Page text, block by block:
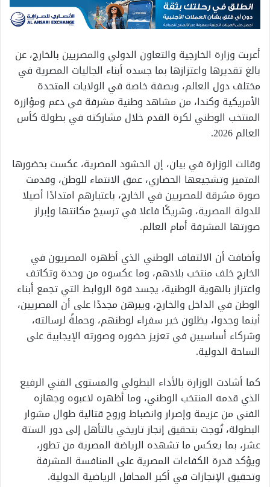
أعربت وزارة الخارجية والتعاون الدولي والمصريين بالخارج، عن
بالغ تقديرها واعتزازها بما جسده أبناء الجاليات المصرية في
مختلف دول العالم، وبصفة خاصة في الولايات المتحدة
الأمريكية وكندا، من مشاهد وطنية مشرفة في دعم ومؤازرة
المنتخب الوطني لكرة القدم خلال مشاركته في بطولة كأس
العالم 2026.
وقالت الوزارة في بيان، إن الحشود المصرية، عكست بحضورها
المتميز وتشجيعها الحضاري، عمق الانتماء للوطن، وقدمت
صورة مشرقة للمصريين في الخارج، باعتبارهم امتدادًا أصيلا
للدولة المصرية، وشريكًا فاعلا في ترسيخ مكانتها وإبراز
صورتها المشرفة أمام العالم.
وأضافت أن الالتفاف الوطني الذي أظهره المصريون في
الخارج خلف منتخب بلادهم، وما عكسوه من وحدة وتكاتف
واعتزاز بالهوية الوطنية، يجسد قوة الروابط التي تجمع أبناء
الوطن في الداخل والخارج، ويبرهن مجددًا على أن المصريين،
أينما وجدوا، يظلون خير سفراء لوطنهم، وحملةً لرسالته،
وشركاء أساسيين في تعزيز حضوره وصورته الإيجابية على
الساحة الدولية.
كما أشادت الوزارة بالأداء البطولي والمستوى الفني الرفيع
الذي قدمه المنتخب الوطني، وما أظهره لاعبوه وجهازه
الفني من عزيمة وإصرار وانضباط وروح قتالية طوال مشوار
البطولة، تُوجت بتحقيق إنجاز تاريخي بالتأهل إلى دور الستة
عشر، بما يعكس ما تشهده الرياضة المصرية من تطور،
ويؤكد قدرة الكفاءات المصرية على المنافسة المشرفة
وتحقيق الإنجازات في أكبر المحافل الرياضية الدولية.